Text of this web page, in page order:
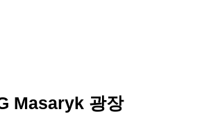
Masaryk 광장